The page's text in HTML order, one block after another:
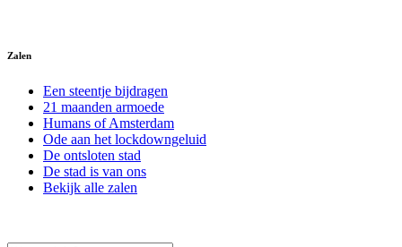
Zalen
Een steentje bijdragen
21 maanden armoede
Humans of Amsterdam
Ode aan het lockdowngeluid
De ontsloten stad
De stad is van ons
Bekijk alle zalen